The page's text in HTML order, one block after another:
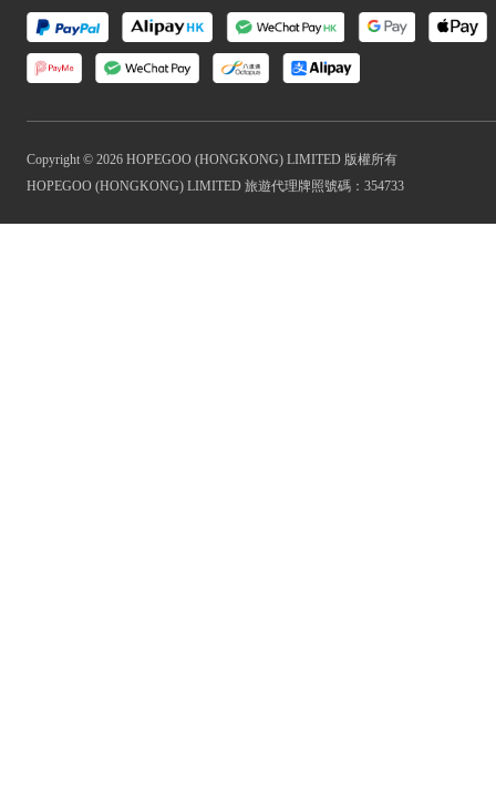
Copyright © 2026 HOPEGOO (HONGKONG) LIMITED 版權所有
HOPEGOO (HONGKONG) LIMITED 旅遊代理牌照號碼：354733